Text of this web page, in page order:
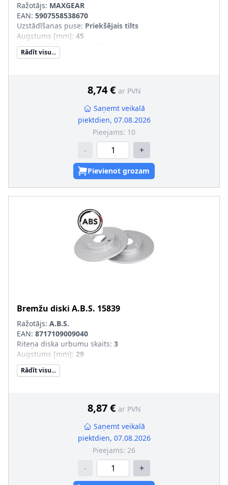
Ražotājs: MAXGEAR
EAN: 5907558538670
Uzstādīšanas puse: Priekšējais tilts
Augstums [mm]: 45
Bremžu diska tips
Bremžu diska biezums [mm]
Centrējošais diametrs [mm] : 55
Skrūvju loks-Ø [mm]:100
Rādīt visu...
8,74 € ar PVN
Saņemt veikalā
piektdien, 07.08.2026
Pieejams: 10
- +
Pievienot grozam
Bremžu diski A.B.S. 15839
Ražotājs: A.B.S.
EAN: 8717109009040
Riteņa diska urbumu skaits: 3
Augstums [mm]: 29
Masa [kg]:2,36
Bremžu diska tips
Ārējais diametrs [mm] :238
Centrējošais diametrs [mm] : 57
Skrūvju loks-Ø [mm]:98
Rumbas diametrs [mm]: 132
Rādīt visu...
8,87 € ar PVN
Saņemt veikalā
piektdien, 07.08.2026
Pieejams: 26
- +